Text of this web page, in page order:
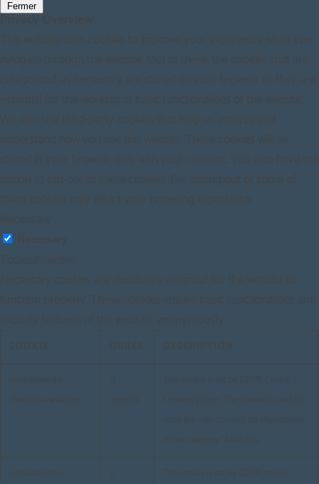
Fermer
Privacy Overview
This website uses cookies to improve your experience while you
navigate through the website. Out of these, the cookies that are
categorized as necessary are stored on your browser as they are
essential for the working of basic functionalities of the website.
We also use third-party cookies that help us analyze and
understand how you use this website. These cookies will be
stored in your browser only with your consent. You also have the
option to opt-out of these cookies. But opting out of some of
these cookies may affect your browsing experience.
Necessary
Necessary
Toujours activé
Necessary cookies are absolutely essential for the website to
function properly. These cookies ensure basic functionalities and
security features of the website, anonymously.
COOKIE DURÉE DESCRIPTION
cookielawinfo-
checkbox-analytics
11
months
This cookie is set by GDPR Cookie
Consent plugin. The cookie is used to
store the user consent for the cookies
in the category "Analytics".
cookielawinfo-
11
The cookie is set by GDPR cookie